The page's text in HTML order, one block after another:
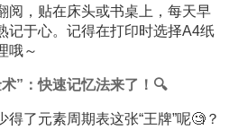
阅，贴在床头或书桌上，每天早
记于心。记得在打印时选择A4纸
哦～
”：快速记忆法来了！🔍
了元素周期表这张“王牌”呢🧐？